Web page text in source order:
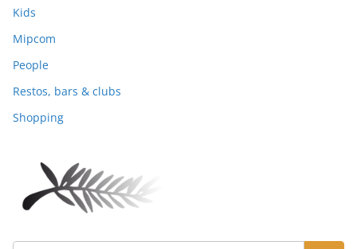
Kids
Mipcom
People
Restos, bars & clubs
Shopping